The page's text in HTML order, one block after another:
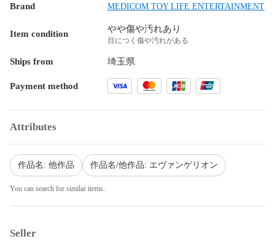
Brand MEDICOM TOY LIFE ENTERTAINMENT
Item condition やや傷や汚れあり
目につく傷や汚れがある
Ships from 埼玉県
Payment method
Attributes
作品名: 他作品 作品名/他作品: エヴァンゲリオン
You can search for similar items.
Seller